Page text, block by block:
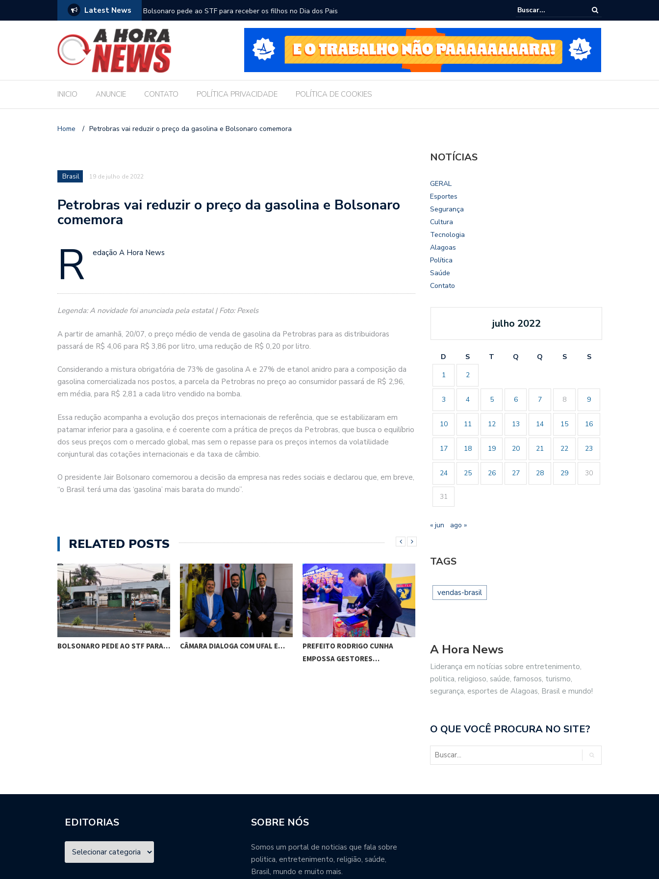
Latest News
com a Educação durante posse Bolsonaro pede ao STF para receber os filhos no Dia dos Pais
Câmara dialoga com UFAL e Faculdade de Coimbra sobre parcerias para
Legislativo
INICIO ANUNCIE CONTATO POLÍTICA PRIVACIDADE POLÍTICA DE COOKIES
Home / Petrobras vai reduzir o preço da gasolina e Bolsonaro comemora
Brasil 19 de julho de 2022
Petrobras vai reduzir o preço da gasolina e Bolsonaro
comemora
R edação A Hora News
Legenda: A novidade foi anunciada pela estatal | Foto: Pexels
A partir de amanhã, 20/07, o preço médio de venda de gasolina da Petrobras para as distribuidoras
passará de R$ 4,06 para R$ 3,86 por litro, uma redução de R$ 0,20 por litro.
Considerando a mistura obrigatória de 73% de gasolina A e 27% de etanol anidro para a composição da
gasolina comercializada nos postos, a parcela da Petrobras no preço ao consumidor passará de R$ 2,96,
em média, para R$ 2,81 a cada litro vendido na bomba.
Essa redução acompanha a evolução dos preços internacionais de referência, que se estabilizaram em
patamar inferior para a gasolina, e é coerente com a prática de preços da Petrobras, que busca o equilíbrio
dos seus preços com o mercado global, mas sem o repasse para os preços internos da volatilidade
conjuntural das cotações internacionais e da taxa de câmbio.
O presidente Jair Bolsonaro comemorou a decisão da empresa nas redes sociais e declarou que, em breve,
“o Brasil terá uma das ‘gasolina’ mais barata do mundo”.
RELATED POSTS
BOLSONARO PEDE AO STF PARA… CÂMARA DIALOGA COM UFAL E…
PREFEITO RODRIGO CUNHA
EMPOSSA GESTORES…
CHICO FILHO DESTACA
NOTÍCIAS
GERAL
Esportes
Segurança
Cultura
Tecnologia
Alagoas
Política
Saúde
Contato
julho 2022
D S T Q Q S
S
1
2
3 4 5 6 7 8 9
10 11 12 13 14 15 16
17 18 19 20 21 22 23
24 25 26 27 28 29 30
31
« jun ago »
TAGS
vendas-brasil
A Hora News
Liderança em notícias sobre entretenimento,
politica, religioso, saúde, famosos, turismo,
segurança, esportes de Alagoas, Brasil e mundo!
O QUE VOCÊ PROCURA NO SITE?
EDITORIAS SOBRE NÓS
Somos um portal de noticias que fala sobre
politica, entretenimento, religião, saúde,
Brasil, mundo e muito mais.